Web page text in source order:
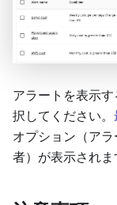
アラートを表示す
択してください。
オプション（ア
者）が表示されま